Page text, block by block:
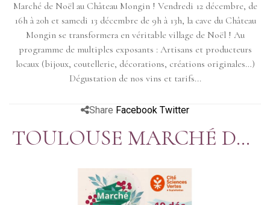
Marché de Noël au Château Mongin ! Vendredi 12 décembre, de
16h à 20h et samedi 13 décembre de 9h à 13h, la cave du Château
Mongin se transformera en véritable village de Noël ! Au
programme de multiples exposants : Artisans et producteurs
locaux (bijoux, coutellerie, décorations, créations originales…)
Dégustation de nos vins et tarifs...
Share Facebook Twitter
TOULOUSE MARCHÉ DES
PRODUCTEURS